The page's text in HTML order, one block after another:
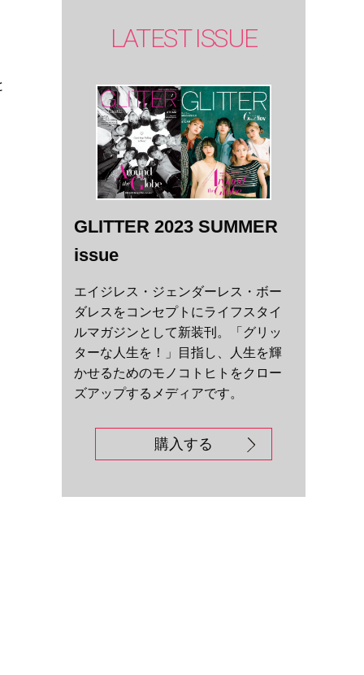
LATEST ISSUE
GLITTER 2023 SUMMER
issue
エイジレス・ジェンダーレス・ボー
ダレスをコンセプトにライフスタイ
ルマガジンとして新装刊。「グリッ
ターな人生を！」目指し、人生を輝
かせるためのモノコトヒトをクロー
ズアップするメディアです。
購入する